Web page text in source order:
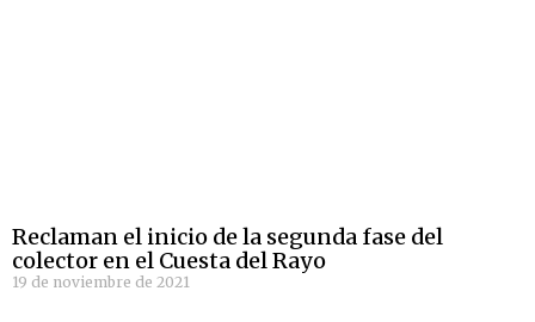
Reclaman el inicio de la segunda fase del
colector en el Cuesta del Rayo
19 de noviembre de 2021